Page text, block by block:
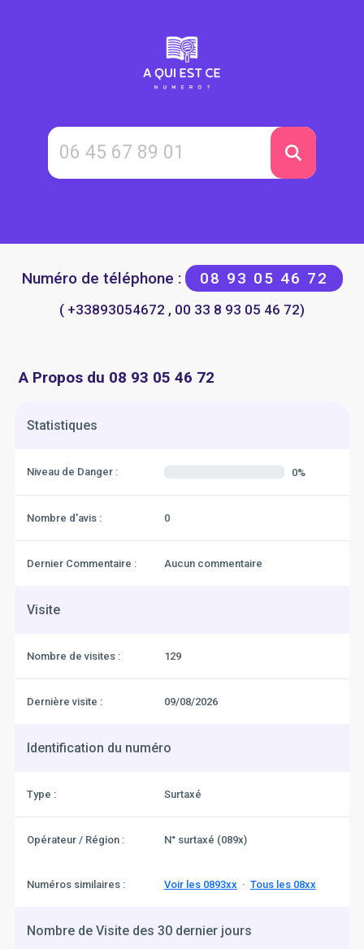
Numéro de téléphone : 08 93 05 46 72
( +33893054672 , 00 33 8 93 05 46 72)
A Propos du 08 93 05 46 72
Statistiques
Niveau de Danger : 0%
Nombre d'avis : 0
Dernier Commentaire : Aucun commentaire
Visite
Nombre de visites : 129
Dernière visite : 09/08/2026
Identification du numéro
Type : Surtaxé
Opérateur / Région : N° surtaxé (089x)
Numéros similaires : Voir les 0893xx· Tous les 08xx
Nombre de Visite des 30 dernier jours